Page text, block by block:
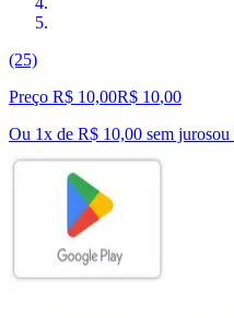
(25)
Preço R$ 10,00R$ 10,00
Ou 1x de R$ 10,00 sem jurosou